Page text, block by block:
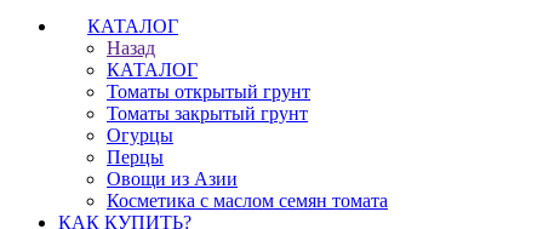
КАТАЛОГ
Назад
КАТАЛОГ
Томаты открытый грунт
Томаты закрытый грунт
Огурцы
Перцы
Овощи из Азии
Косметика с маслом семян томата
КАК КУПИТЬ?